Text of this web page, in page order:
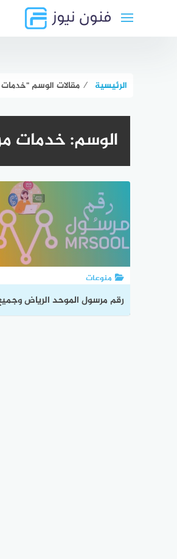
الرئيسية ⁄ مقالات الوسم
الوسم:خدمات
منوعات
رقم مرسول الموحد الرياض